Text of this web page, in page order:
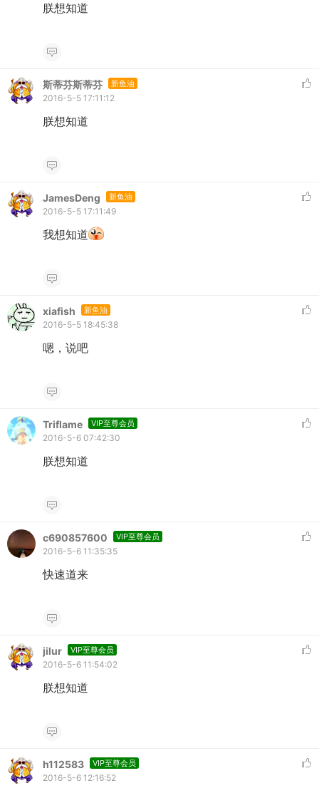
朕想知道
斯蒂芬斯蒂芬 新鱼油
2016-5-5 17:11:12
朕想知道
JamesDeng 新鱼油
2016-5-5 17:11:49
我想知道
xiafish 新鱼油
2016-5-5 18:45:38
嗯，说吧
Triflame VIP至尊会员
2016-5-6 07:42:30
朕想知道
c690857600 VIP至尊会员
2016-5-6 11:35:35
快速道来
jilur VIP至尊会员
2016-5-6 11:54:02
朕想知道
h112583 VIP至尊会员
2016-5-6 12:16:52